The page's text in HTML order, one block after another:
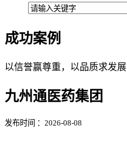
成功案例
以信誉赢尊重，以品质求发展
九州通医药集团
发布时间 ：2026-08-08